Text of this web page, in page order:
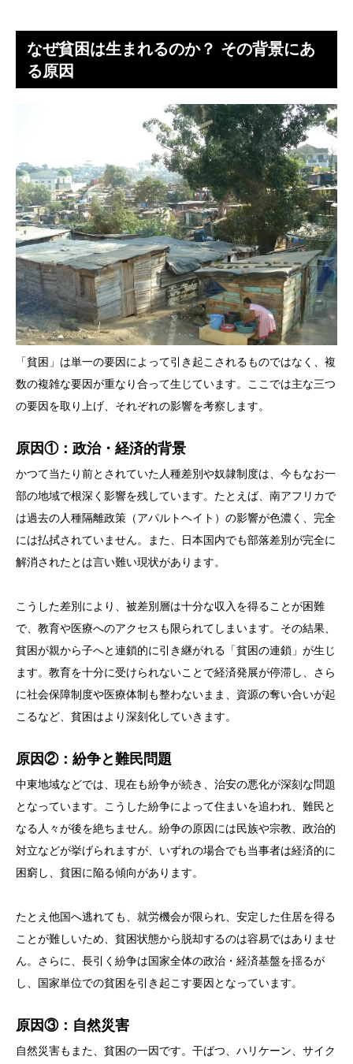
なぜ貧困は生まれるのか？ その背景にあ
る原因
「貧困」は単一の要因によって引き起こされるものではなく、複
数の複雑な要因が重なり合って生じています。ここでは主な三つ
の要因を取り上げ、それぞれの影響を考察します。
原因①：政治・経済的背景
かつて当たり前とされていた人種差別や奴隷制度は、今もなお一
部の地域で根深く影響を残しています。たとえば、南アフリカで
は過去の人種隔離政策（アパルトヘイト）の影響が色濃く、完全
には払拭されていません。また、日本国内でも部落差別が完全に
解消されたとは言い難い現状があります。
こうした差別により、被差別層は十分な収入を得ることが困難
で、教育や医療へのアクセスも限られてしまいます。その結果、
貧困が親から子へと連鎖的に引き継がれる「貧困の連鎖」が生じ
ます。教育を十分に受けられないことで経済発展が停滞し、さら
に社会保障制度や医療体制も整わないまま、資源の奪い合いが起
こるなど、貧困はより深刻化していきます。
原因②：紛争と難民問題
中東地域などでは、現在も紛争が続き、治安の悪化が深刻な問題
となっています。こうした紛争によって住まいを追われ、難民と
なる人々が後を絶ちません。紛争の原因には民族や宗教、政治的
対立などが挙げられますが、いずれの場合でも当事者は経済的に
困窮し、貧困に陥る傾向があります。
たとえ他国へ逃れても、就労機会が限られ、安定した住居を得る
ことが難しいため、貧困状態から脱却するのは容易ではありませ
ん。さらに、長引く紛争は国家全体の政治・経済基盤を揺るが
し、国家単位での貧困を引き起こす要因となっています。
原因③：自然災害
自然災害もまた、貧困の一因です。干ばつ、ハリケーン、サイク